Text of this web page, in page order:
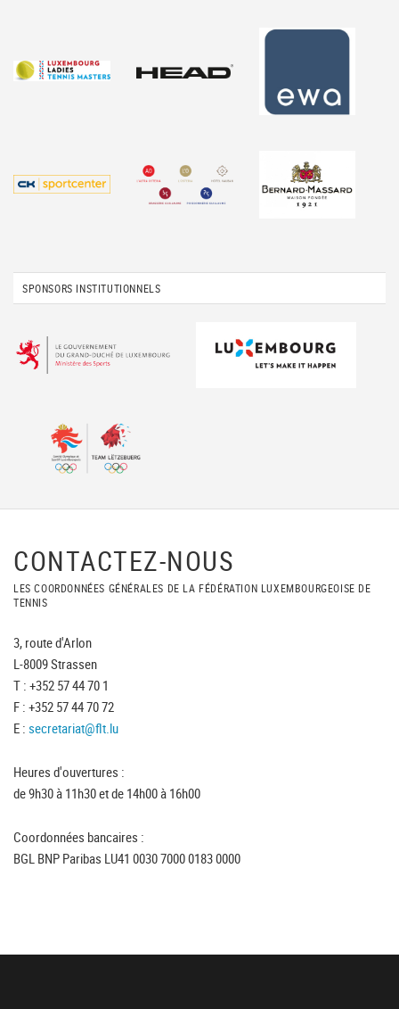
SPONSORS INSTITUTIONNELS
CONTACTEZ-NOUS
LES COORDONNÉES GÉNÉRALES DE LA FÉDÉRATION LUXEMBOURGEOISE DE
TENNIS
3, route d'Arlon
L-8009 Strassen
T : +352 57 44 70 1
F : +352 57 44 70 72
E : secretariat@flt.lu
Heures d'ouvertures :
de 9h30 à 11h30 et de 14h00 à 16h00
Coordonnées bancaires :
BGL BNP Paribas LU41 0030 7000 0183 0000